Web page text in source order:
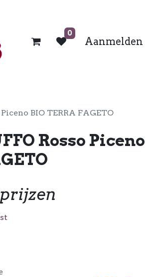
0
Aanmelden
BIO TERRA FAGETO
Rosso Piceno